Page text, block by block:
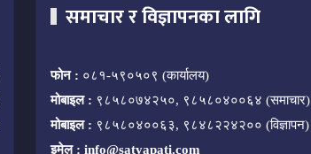
समाचार र विज्ञापनका लागि
फोन : ०८१-५९०५०९ (कार्यालय)
मोबाइल : ९८५८०७४२५०, ९८५८०४००६४ (समाचार)
मोबाइल : ९८५८०४००६३, ९८४८२२४२०० (विज्ञापन)
इमेल : info@satyapati.com